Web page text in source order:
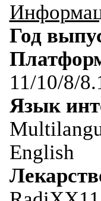
Год
11/10/8/
Язык
English